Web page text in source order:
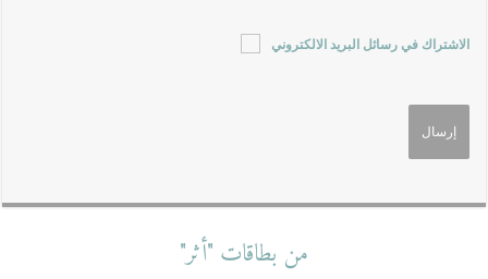
الاشتراك في رسائل البريد الالكتروني
من بطاقات "أثر"